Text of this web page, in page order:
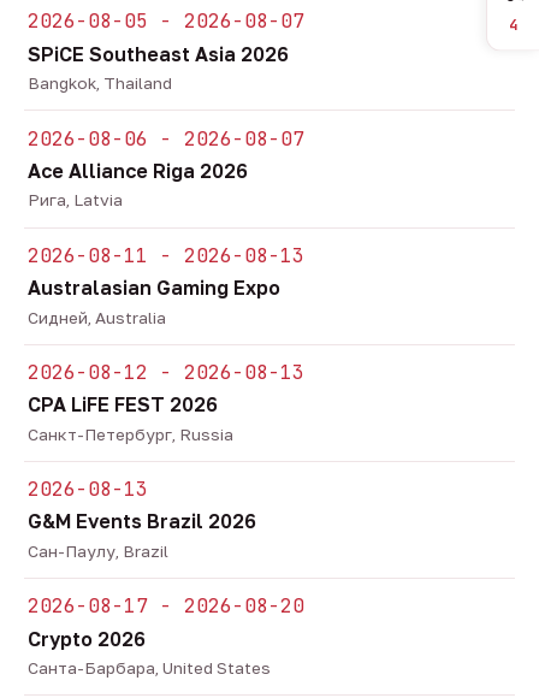
2026-08-05 - 2026-08-07
SPiCE Southeast Asia 2026
Bangkok, Thailand
2026-08-06 - 2026-08-07
Ace Alliance Riga 2026
Рига, Latvia
2026-08-11 - 2026-08-13
Australasian Gaming Expo
Сидней, Australia
2026-08-12 - 2026-08-13
CPA LiFE FEST 2026
Санкт-Петербург, Russia
2026-08-13
G&M Events Brazil 2026
Сан-Паулу, Brazil
2026-08-17 - 2026-08-20
Crypto 2026
Санта-Барбара, United States
4